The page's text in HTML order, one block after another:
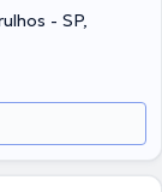
- SP,